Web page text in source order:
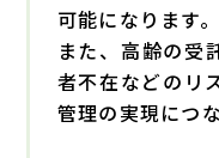
可能になります。
また、高齢の受
者不在などのリ
管理の実現につ